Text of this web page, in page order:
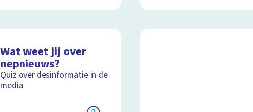
Wat weet jij over
nepnieuws?
Quiz over desinformatie in de
media